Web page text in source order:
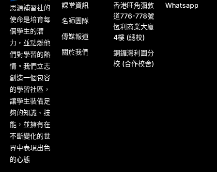
思源補習社的
使命是培育每
個學生的潛
力，並點燃他
們對學習的熱
情。我們立志
創造一個包容
的學習社區，
讓學生裝備足
夠的知識、技
能，並擁有在
不斷變化的世
界中表現出色
的心態
課堂資訊
名師團隊
傳媒報道
關於我們
香港旺角彌敦
道776-778號
恆利商業大廈
4樓 (總校)
銅鑼灣利園分
校 (合作校舍)
Whatsapp